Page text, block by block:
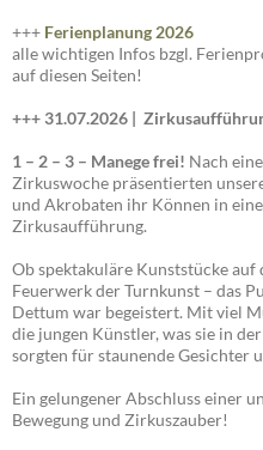
+++ Ferienplanung 2026
alle wichtigen Infos bzgl.
auf diesen Seiten!
+++ 31.07.2026 |
1 – 2 – 3 – Manege frei! Nach
Zirkuswoche präsentierten
und Akrobaten ihr Können in
Zirkusaufführung.
Ob spektakuläre Kunststücke
Feuerwerk der Turnkunst – das
Dettum war begeistert. Mit viel
die jungen Künstler, was sie in
sorgten für staunende Gesichter
Ein gelungener Abschluss einer
Bewegung und Zirkuszauber!